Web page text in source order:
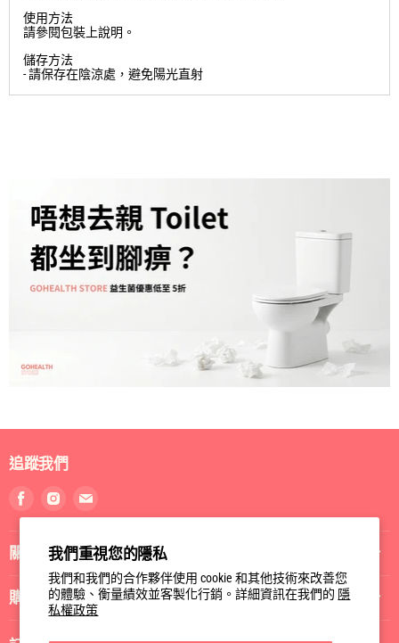
我們重視您的隱私
我們和我們的合作夥伴使用 cookie 和其他技術來改善您
的體驗、衡量績效並客製化行銷。詳細資訊在我們的 隱
私權政策
使用方法
請參閱包裝上說明。
儲存方法
- 請保存在陰涼處，避免陽光直射
追蹤我們
到
Facebook
到
們
Instagram
到
們
電
郵
關於我們
購物指南